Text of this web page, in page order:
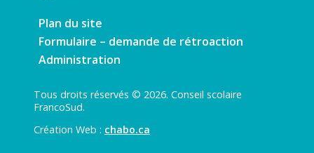
Plan du site
Formulaire – demande de rétroaction
Administration
Tous droits réservés © 2026. Conseil scolaire
FrancoSud.
Création Web : chabo.ca